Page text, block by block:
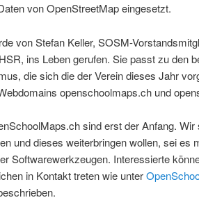
von OpenStreetMap eingesetzt.
von Stefan Keller, SOSM-
ins Leben gerufen. Sie passt zu den
die sich die der Verein dieses Jahr
openschoolmaps.ch und
sind erst der Anfang.
und dieses weiterbringen wollen, sei es
Softwarewerkzeugen. Interessierte
in Kontakt treten wie unter